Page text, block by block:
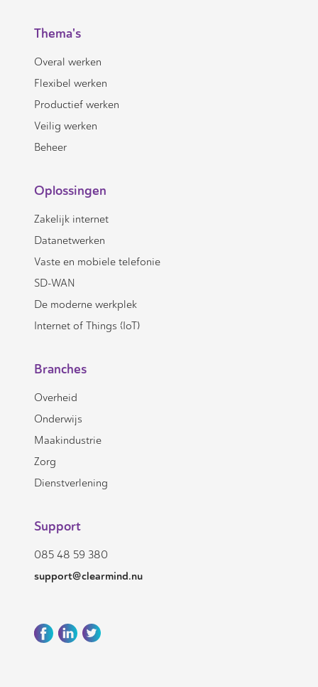
Thema's
Overal werken
Flexibel werken
Productief werken
Veilig werken
Beheer
Oplossingen
Zakelijk internet
Datanetwerken
Vaste en mobiele telefonie
SD-WAN
De moderne werkplek
Internet of Things (IoT)
Branches
Overheid
Onderwijs
Maakindustrie
Zorg
Dienstverlening
Support
085 48 59 380
support@clearmind.nu